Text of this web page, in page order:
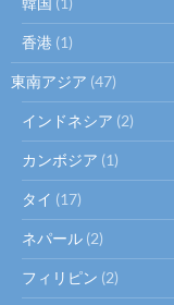
香港 (1)
東南アジア (47)
インドネシア (2)
カンボジア (1)
タイ (17)
ネパール (2)
フィリピン (2)